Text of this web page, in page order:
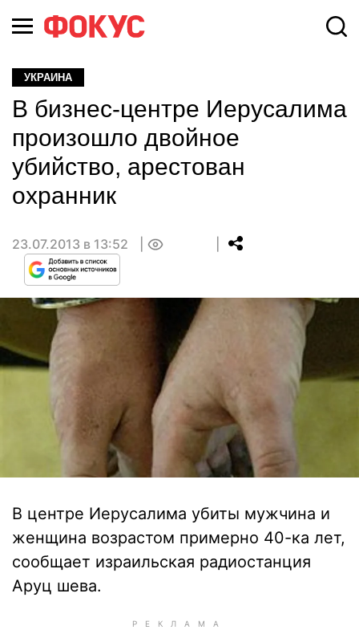
УКРАИНА
В бизнес-центре Иерусалима
произошло двойное
убийство, арестован
охранник
23.07.2013 в 13:52
В центре Иерусалима убиты мужчина и
женщина возрастом примерно 40-ка лет,
сообщает израильская радиостанция
Аруц шева.